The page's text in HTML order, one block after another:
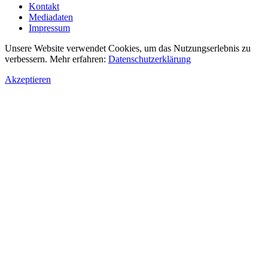
Kontakt
Mediadaten
Impressum
Unsere Website verwendet Cookies, um das Nutzungserlebnis zu
verbessern. Mehr erfahren: Datenschutzerklärung
Akzeptieren